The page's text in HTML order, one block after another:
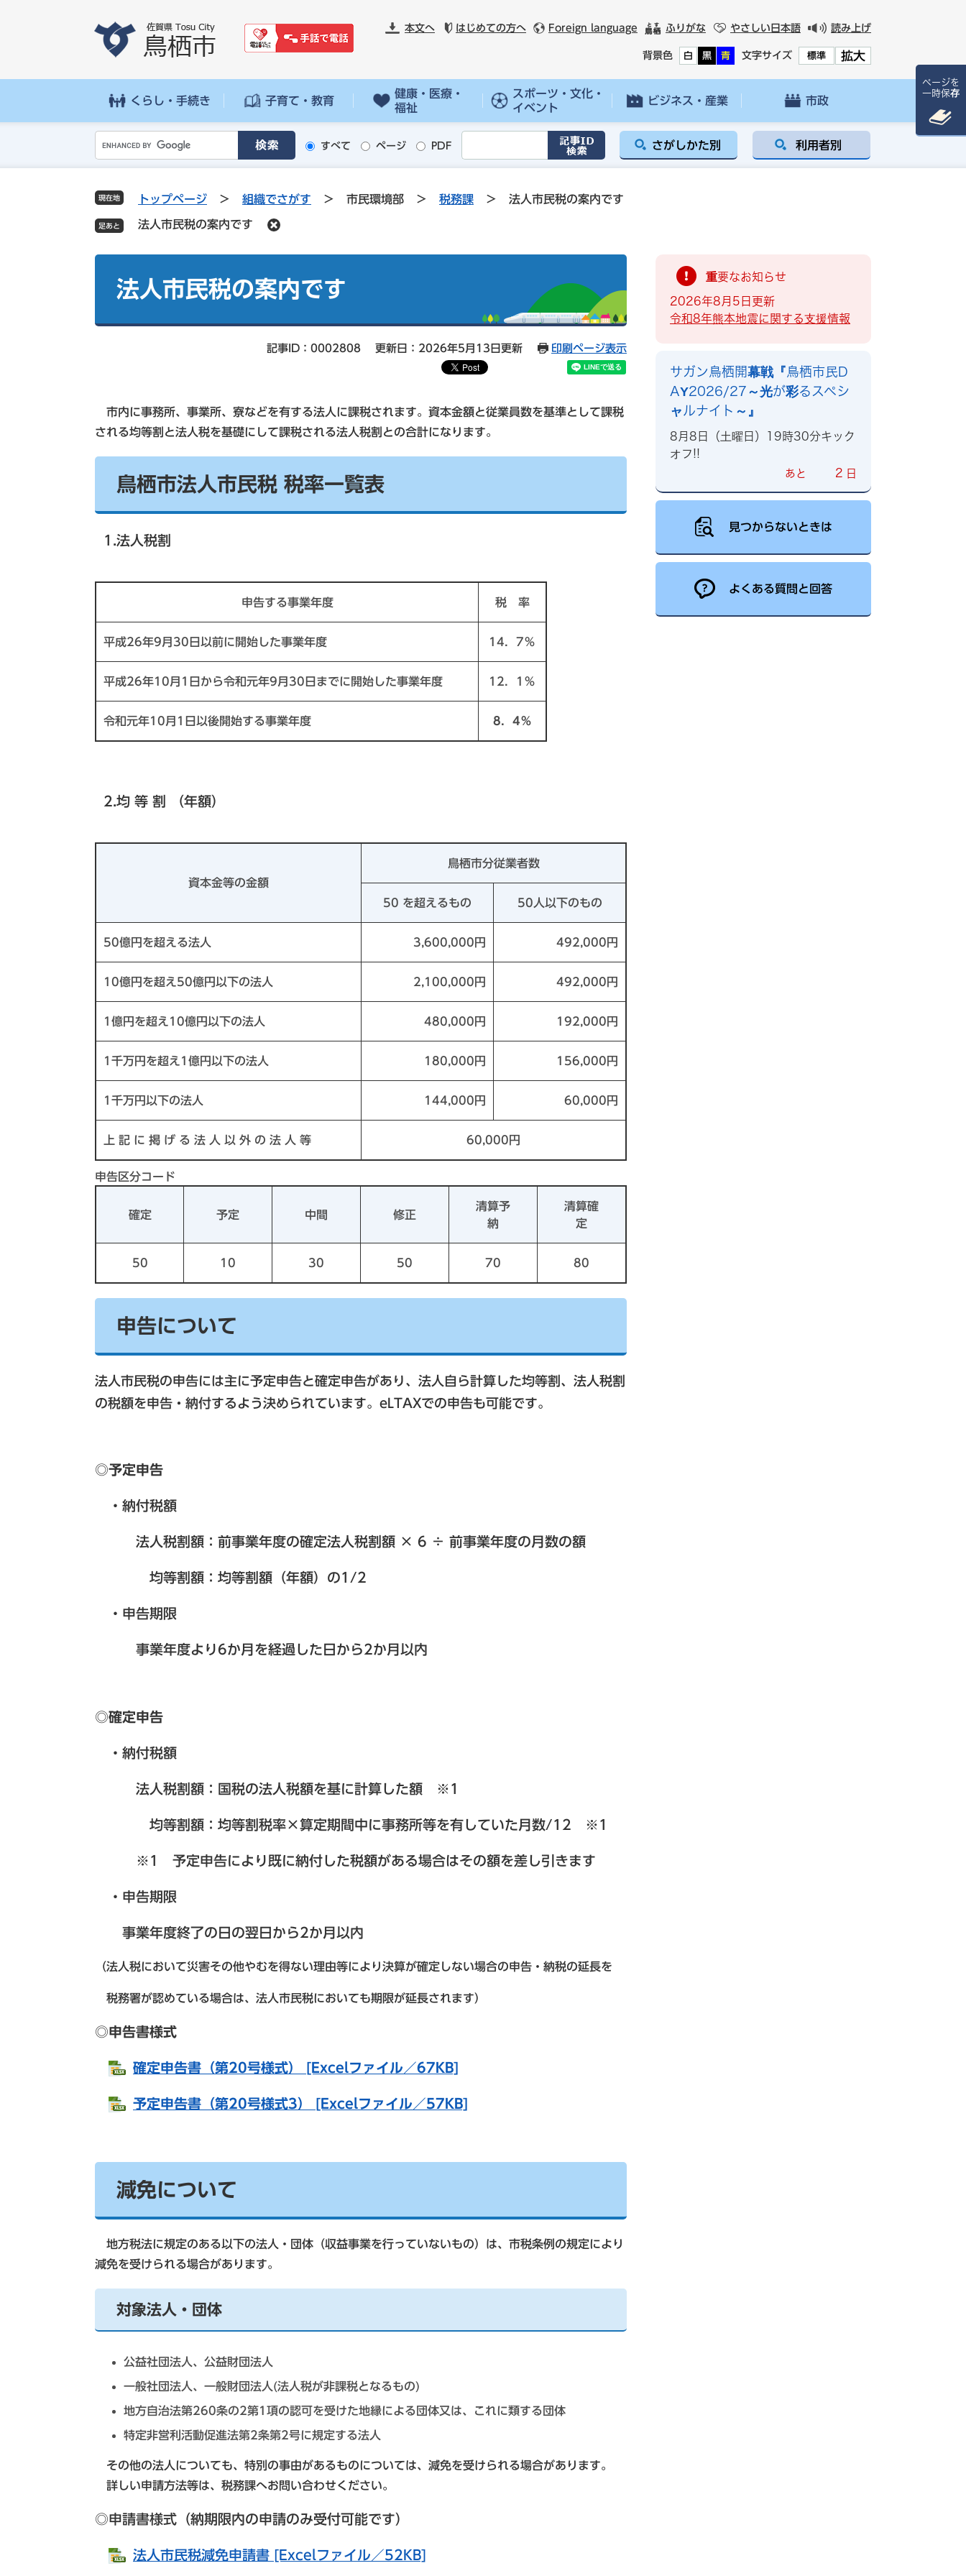
先
を
本文へ はじめての方へ Foreign language ふりがな やさしい日本語 読み上げ
背景色 白 黒 青 文字サイズ 標準 拡大
くらし・手続き 子育て・教育
健康・医療・
福祉
スポーツ・文化・
イベント
ビジネス・産業 市政
o
g
l
e
ス
索
すべて ページ PDF さがしかた別 利用者別
現在地 トップページ > 組織でさがす > 市民環境部 > 税務課 > 法人市民税の案内です
法人市民税の案内です
法人市民税の案内です
記事ID：0002808 更新日：2026年5月13日更新 印刷ページ表示
市内に事務所、事業所、寮などを有する法人に課税されます。資本金額と従業員数を基準として課税
される均等割と法人税を基礎にして課税される法人税割との合計になります。
鳥栖市法人市民税 税率一覧表
1.法人税割
申告する事業年度 税 率
平成26年9月30日以前に開始した事業年度 14．7％
平成26年10月1日から令和元年9月30日までに開始した事業年度 12．1％
令和元年10月1日以後開始する事業年度 8．4％
2.均 等 割 （年額）
資本金等の金額
鳥栖市分従業者数
50 を超えるもの 50人以下のもの
50億円を超える法人 3,600,000円 492,000円
10億円を超え50億円以下の法人 2,100,000円 492,000円
1億円を超え10億円以下の法人 480,000円 192,000円
1千万円を超え1億円以下の法人 180,000円 156,000円
1千万円以下の法人 144,000円 60,000円
上 記 に 掲 げ る 法 人 以 外 の 法 人 等 60,000円
申告区分コード
確定 予定 中間 修正
清算予
納
清算確
定
50 10 30 50 70 80
申告について
​法人市民税の申告には主に予定申告と確定申告があり、法人自ら計算した均等割、法人税割
の税額を申告・納付するよう決められています。eLTAXでの申告も可能です。
◎予定申告
・納付税額
法人税割額：前事業年度の確定法人税割額 × 6 ÷ 前事業年度の月数の額
均等割額：均等割額（年額）の1/2
・申告期限
事業年度より6か月を経過した日から2か月以内
◎確定申告
・納付税額
法人税割額：国税の法人税額を基に計算した額 ※1
均等割額：均等割税率×算定期間中に事務所等を有していた月数/12 ※1
※1 予定申告により既に納付した税額がある場合はその額を差し引きます
・申告期限
事業年度終了の日の翌日から2か月以内
（法人税において災害その他やむを得ない理由等により決算が確定しない場合の申告・納税の延長を
税務署が認めている場合は、法人市民税においても期限が延長されます）
◎申告書様式
確定申告書（第20号様式） [Excelファイル／67KB]
予定申告書（第20号様式3） [Excelファイル／57KB]
減免について
地方税法に規定のある以下の法人・団体（収益事業を行っていないもの）は、市税条例の規定により
減免を受けられる場合があります。
対象法人・団体
公益社団法人、公益財団法人
一般社団法人、一般財団法人(法人税が非課税となるもの)
地方自治法第260条の2第1項の認可を受けた地縁による団体又は、これに類する団体
特定非営利活動促進法第2条第2号に規定する法人
その他の法人についても、特別の事由があるものについては、減免を受けられる場合があります。
詳しい申請方法等は、税務課へお問い合わせください。
◎申請書様式（納期限内の申請のみ受付可能です）
法人市民税減免申請書 [Excelファイル／52KB]
重要なお知らせ
2026年8月5日更新
令和8年熊本地震に関する支援情報
サガン鳥栖開幕戦『鳥栖市民D
AY2026/27～光が彩るスペシ
ャルナイト～』
8月8日（土曜日）19時30分キック
オフ!!
あと 2 日
見つからないときは
よくある質問と回答
ページを
一時保存